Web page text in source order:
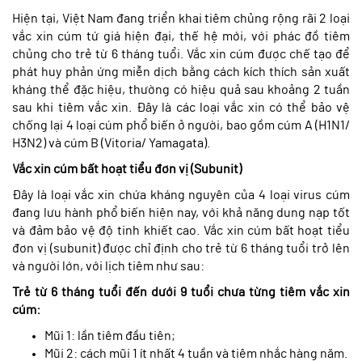
Hiện tại, Việt Nam đang triển khai tiêm chủng rộng rãi 2 loại
vắc xin cúm tứ giá hiện đại, thế hệ mới, với phác đồ tiêm
chủng cho trẻ từ 6 tháng tuổi. Vắc xin cúm được chế tạo để
phát huy phản ứng miễn dịch bằng cách kích thích sản xuất
kháng thể đặc hiệu, thường có hiệu quả sau khoảng 2 tuần
sau khi tiêm vắc xin. Đây là các loại vắc xin có thể bảo vệ
chống lại 4 loại cúm phổ biến ở người, bao gồm cúm A (H1N1/
H3N2) và cúm B (Vitoria/ Yamagata).
Vắc xin cúm bất hoạt tiểu đơn vị (Subunit)
Đây là loại vắc xin chứa kháng nguyên của 4 loại virus cúm
đang lưu hành phổ biến hiện nay, với khả năng dung nạp tốt
và đảm bảo vệ độ tinh khiết cao. Vắc xin cúm bất hoạt tiểu
đơn vị (subunit) được chỉ định cho trẻ từ 6 tháng tuổi trở lên
và người lớn, với lịch tiêm như sau:
Trẻ từ 6 tháng tuổi đến dưới 9 tuổi chưa từng tiêm vắc xin
cúm:
Mũi 1: lần tiêm đầu tiên;
Mũi 2: cách mũi 1 ít nhất 4 tuần và tiêm nhắc hàng năm.